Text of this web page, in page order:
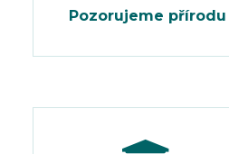
Pozorujeme přírodu